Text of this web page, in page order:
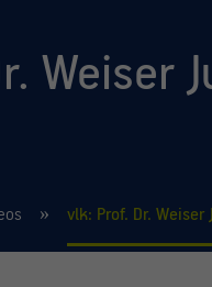
Weiser
vlk: Prof. Dr. Weiser